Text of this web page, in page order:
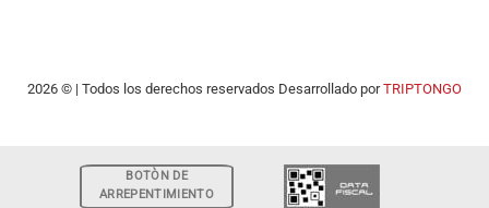
2026 © | Todos los derechos reservados Desarrollado porTRIPTONGO
BOTÒN DE
ARREPENTIMIENTO